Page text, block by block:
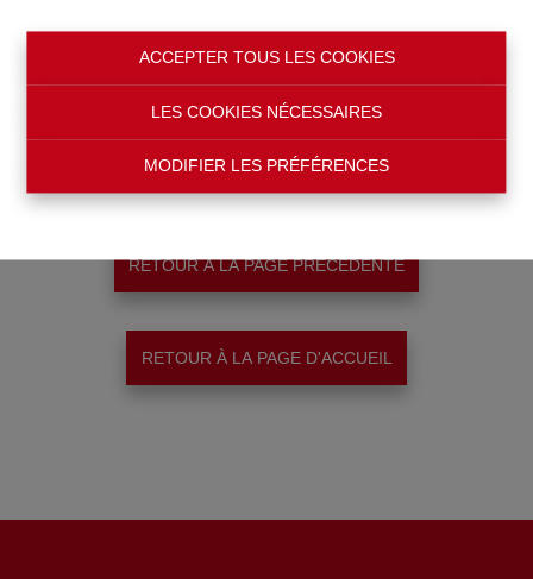
ACCEPTER TOUS LES COOKIES
LES COOKIES NÉCESSAIRES
MODIFIER LES PRÉFÉRENCES
Merci!
RETOUR À LA PAGE PRÉCÉDENTE
RETOUR À LA PAGE D'ACCUEIL